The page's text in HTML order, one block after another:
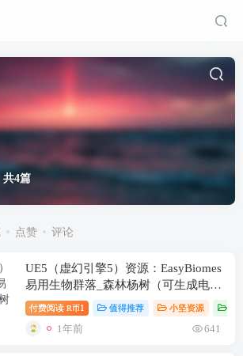
共4篇
点赞 评论
UE5（虚幻引擎5）资源：EasyBiomes
易用生物群落_森林杨树（可生成电影
级场景）
付费阅读 R币1 值得推荐 小坚资源
1年前 641